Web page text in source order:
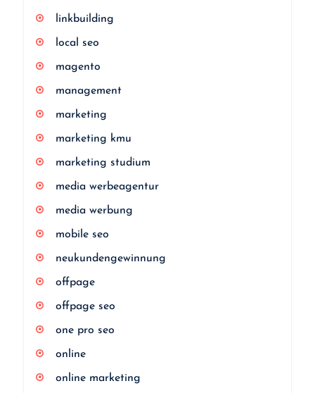
linkbuilding
local seo
magento
management
marketing
marketing kmu
marketing studium
media werbeagentur
media werbung
mobile seo
neukundengewinnung
offpage
offpage seo
one pro seo
online
online marketing